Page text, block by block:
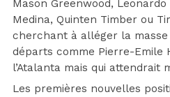
Mason Greenwood,
Medina, Quinten Timber ou
cherchant à alléger la masse
départs comme Pierre-Emile
l’Atalanta mais qui attendrait
Les premières nouvelles